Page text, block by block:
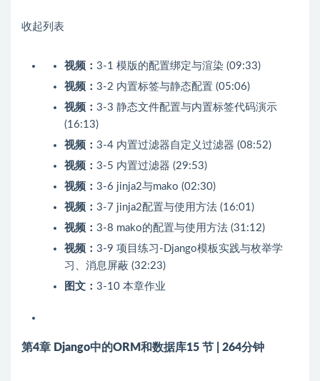
收起列表
视频： 3-1 模版的配置绑定与渲染 (09:33)
视频： 3-2 内置标签与静态配置 (05:06)
视频： 3-3 静态文件配置与内置标签代码演示
(16:13)
视频： 3-4 内置过滤器自定义过滤器 (08:52)
视频： 3-5 内置过滤器 (29:53)
视频： 3-6 jinja2与mako (02:30)
视频： 3-7 jinja2配置与使用方法 (16:01)
视频： 3-8 mako的配置与使用方法 (31:12)
视频： 3-9 项目练习-Django模板实践与枚举学
习、消息屏蔽 (32:23)
图文： 3-10 本章作业
第4章 Django中的ORM和数据库15 节 | 264分钟